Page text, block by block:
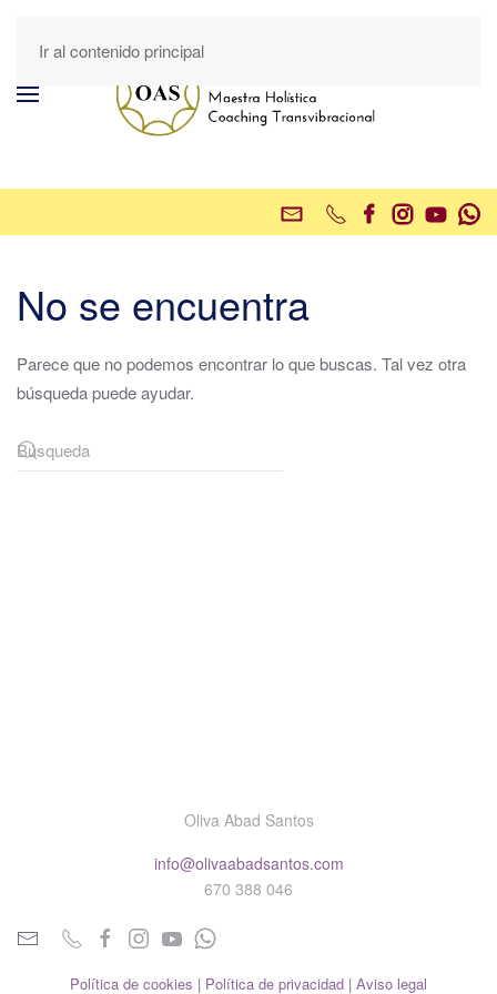
Ir al contenido principal
No se encuentra
Parece que no podemos encontrar lo que buscas. Tal vez otra
búsqueda puede ayudar.
Oliva Abad Santos
info@olivaabadsantos.com
670 388 046
Política de cookies | Política de privacidad | Aviso legal